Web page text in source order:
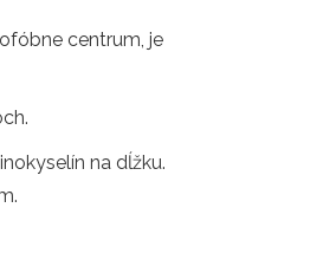
centrum, je
na dĺžku.